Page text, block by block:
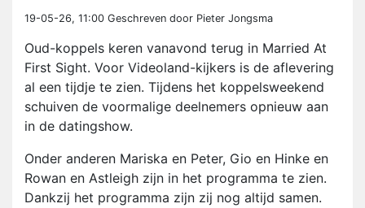
19-05-26, 11:00 Geschreven door Pieter Jongsma
Oud-koppels keren vanavond terug in Married At
First Sight. Voor Videoland-kijkers is de aflevering
al een tijdje te zien. Tijdens het koppelsweekend
schuiven de voormalige deelnemers opnieuw aan
in de datingshow.
Onder anderen Mariska en Peter, Gio en Hinke en
Rowan en Astleigh zijn in het programma te zien.
Dankzij het programma zijn zij nog altijd samen.